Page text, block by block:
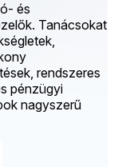
és
Tanácsokat
rendszeres
pénzügyi
nagyszerű